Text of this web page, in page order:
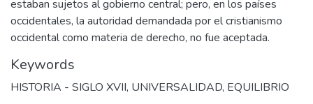
estaban sujetos al gobierno central; pero, en los países
occidentales, la autoridad demandada por el cristianismo
occidental como materia de derecho, no fue aceptada.
Keywords
HISTORIA - SIGLO XVII, UNIVERSALIDAD, EQUILIBRIO